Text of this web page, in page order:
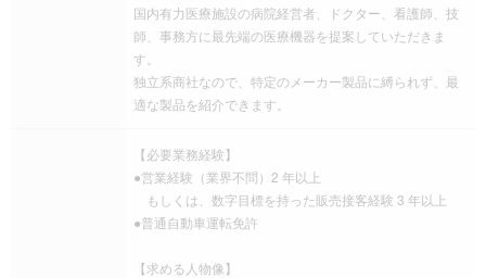
国内有力医療施設の病院経営者、ドクター、看護師、技
師、事務方に最先端の医療機器を提案していただきま
す。
独立系商社なので、特定のメーカー製品に縛られず、最
適な製品を紹介できます。
【必要業務経験】
●営業経験（業界不問）2 年以上
もしくは、数字目標を持った販売接客経験 3 年以上
●普通自動車運転免許
【求める人物像】